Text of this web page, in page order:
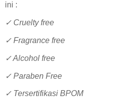
ini :
✓ Cruelty free
✓ Fragrance free
✓ Alcohol free
✓ Paraben Free
✓ Tersertifikasi BPOM